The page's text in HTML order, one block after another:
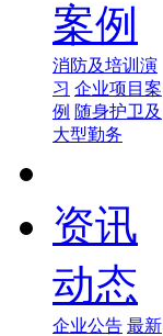
案例
消防及培训演
习 企业项目案
例 随身护卫及
大型勤务
资讯
动态
企业公告 最新